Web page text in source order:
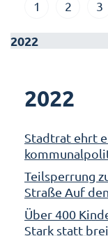
1 2 3
2022
2022
Stadtrat ehrt
Teilsperrung
Straße Auf
Über 400
Stark statt